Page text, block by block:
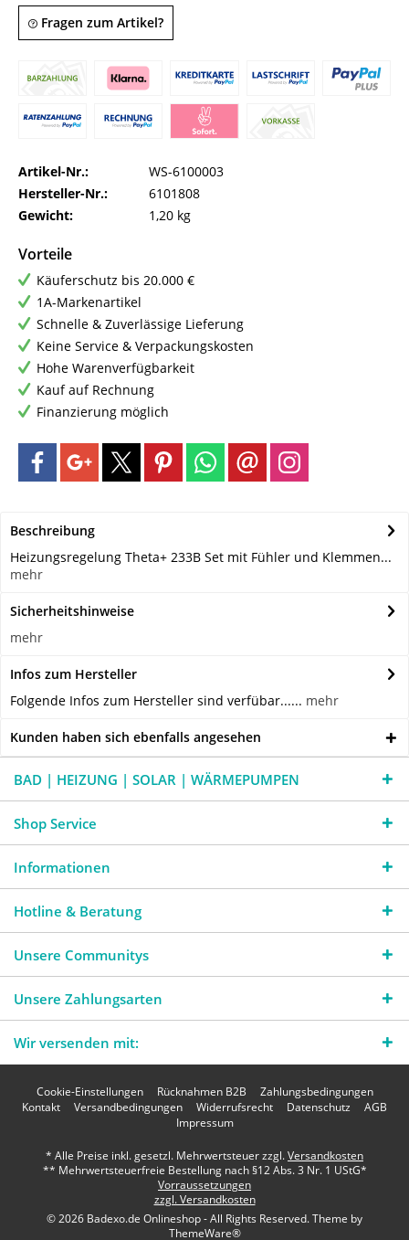
Fragen zum Artikel?
Artikel-Nr.:
WS-6100003
Hersteller-Nr.:
6101808
Gewicht:
1,20 kg
Vorteile
Käuferschutz bis 20.000 €
1A-Markenartikel
Schnelle & Zuverlässige Lieferung
Keine Service & Verpackungskosten
Hohe Warenverfügbarkeit
Kauf auf Rechnung
Finanzierung möglich
Beschreibung
Heizungsregelung Theta+ 233B Set mit Fühler und Klemmen...
mehr
Sicherheitshinweise
mehr
Infos zum Hersteller
Folgende Infos zum Hersteller sind verfübar...... mehr
Kunden haben sich ebenfalls angesehen
BAD | HEIZUNG | SOLAR | WÄRMEPUMPEN
Shop Service
Informationen
Hotline & Beratung
Unsere Communitys
Unsere Zahlungsarten
Wir versenden mit:
Cookie-Einstellungen Rücknahmen B2B
Zahlungsbedingungen
Kontakt
Versandbedingungen Widerrufsrecht Datenschutz
AGB
Impressum
* Alle Preise inkl. gesetzl. Mehrwertsteuer zzgl.Versandkosten
** Mehrwertsteuerfreie Bestellung nach §12 Abs. 3 Nr. 1 UStG*
Vorraussetzungen
zzgl. Versandkosten
© 2026 Badexo.de Onlineshop - All Rights Reserved. Theme by
ThemeWare®